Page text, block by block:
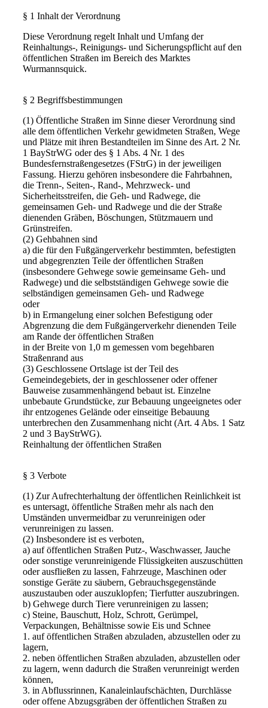
§ 1 Inhalt der Verordnung
Diese Verordnung regelt Inhalt und Umfang der
Reinhaltungs-, Reinigungs- und Sicherungspflicht auf den
öffentlichen Straßen im Bereich des Marktes
Wurmannsquick.
§ 2 Begriffsbestimmungen
(1) Öffentliche Straßen im Sinne dieser Verordnung sind
alle dem öffentlichen Verkehr gewidmeten Straßen, Wege
und Plätze mit ihren Bestandteilen im Sinne des Art. 2 Nr.
1 BayStrWG oder des § 1 Abs. 4 Nr. 1 des
Bundesfernstraßengesetzes (FStrG) in der jeweiligen
Fassung. Hierzu gehören insbesondere die Fahrbahnen,
die Trenn-, Seiten-, Rand-, Mehrzweck- und
Sicherheitsstreifen, die Geh- und Radwege, die
gemeinsamen Geh- und Radwege und die der Straße
dienenden Gräben, Böschungen, Stützmauern und
Grünstreifen.
(2) Gehbahnen sind
a) die für den Fußgängerverkehr bestimmten, befestigten
und abgegrenzten Teile der öffentlichen Straßen
(insbesondere Gehwege sowie gemeinsame Geh- und
Radwege) und die selbstständigen Gehwege sowie die
selbständigen gemeinsamen Geh- und Radwege
oder
b) in Ermangelung einer solchen Befestigung oder
Abgrenzung die dem Fußgängerverkehr dienenden Teile
am Rande der öffentlichen Straßen
in der Breite von 1,0 m gemessen vom begehbaren
Straßenrand aus
(3) Geschlossene Ortslage ist der Teil des
Gemeindegebiets, der in geschlossener oder offener
Bauweise zusammenhängend bebaut ist. Einzelne
unbebaute Grundstücke, zur Bebauung ungeeignetes oder
ihr entzogenes Gelände oder einseitige Bebauung
unterbrechen den Zusammenhang nicht (Art. 4 Abs. 1 Satz
2 und 3 BayStrWG).
Reinhaltung der öffentlichen Straßen
§ 3 Verbote
(1) Zur Aufrechterhaltung der öffentlichen Reinlichkeit ist
es untersagt, öffentliche Straßen mehr als nach den
Umständen unvermeidbar zu verunreinigen oder
verunreinigen zu lassen.
(2) Insbesondere ist es verboten,
a) auf öffentlichen Straßen Putz-, Waschwasser, Jauche
oder sonstige verunreinigende Flüssigkeiten auszuschütten
oder ausfließen zu lassen, Fahrzeuge, Maschinen oder
sonstige Geräte zu säubern, Gebrauchsgegenstände
auszustauben oder auszuklopfen; Tierfutter auszubringen.
b) Gehwege durch Tiere verunreinigen zu lassen;
c) Steine, Bauschutt, Holz, Schrott, Gerümpel,
Verpackungen, Behältnisse sowie Eis und Schnee
1. auf öffentlichen Straßen abzuladen, abzustellen oder zu
lagern,
2. neben öffentlichen Straßen abzuladen, abzustellen oder
zu lagern, wenn dadurch die Straßen verunreinigt werden
können,
3. in Abflussrinnen, Kanaleinlaufschächten, Durchlässe
oder offene Abzugsgräben der öffentlichen Straßen zu